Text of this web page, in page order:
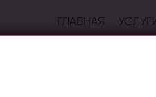
ГЛАВНАЯ
ИНЪЕКЦИИ FEIJIA